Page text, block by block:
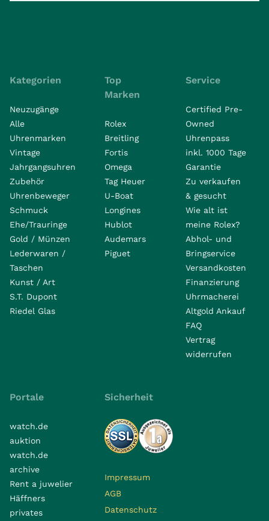
Kategorien
Neuzugänge
Alle
Uhrenmarken
Vintage
Jahrgangsuhren
Zubehör
Uhrenbeweger
Schmuck
Ehe/Trauringe
Gold / Münzen
Lederwaren /
Taschen
Kunst / Art
S.T. Dupont
Riedel Glas
Top
Marken
Rolex
Breitling
Fortis
Omega
Tag Heuer
U-Boat
Longines
Hublot
Audemars
Piguet
Service
Certified Pre-
Owned
Uhrenpass
inkl. 1000 Tage
Garantie
Zu verkaufen
& gesucht
Wie alt ist
meine Rolex?
Abhol- und
Bringservice
Versandkosten
Finanzierung
Uhrmacherei
Altgold Ankauf
FAQ
Vertrag
widerrufen
Portale
watch.de
auktion
watch.de
archive
Rent a juwelier
Häffners
privates
Sicherheit
Impressum
AGB
Datenschutz